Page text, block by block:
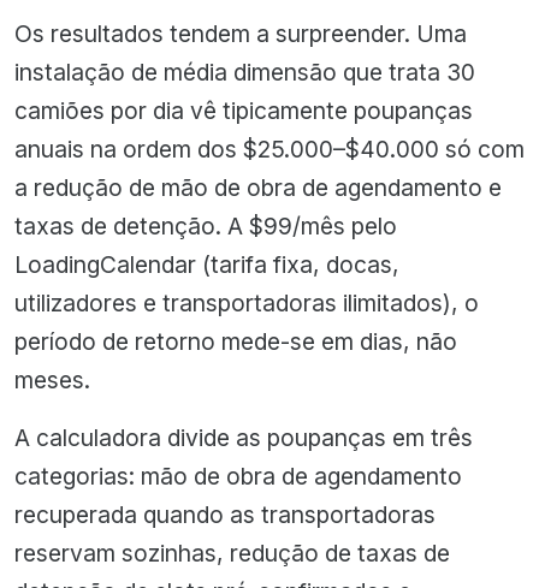
Os resultados tendem a surpreender. Uma
instalação de média dimensão que trata 30
camiões por dia vê tipicamente poupanças
anuais na ordem dos $25.000–$40.000 só com
a redução de mão de obra de agendamento e
taxas de detenção. A $99/mês pelo
LoadingCalendar (tarifa fixa, docas,
utilizadores e transportadoras ilimitados), o
período de retorno mede-se em dias, não
meses.
A calculadora divide as poupanças em três
categorias: mão de obra de agendamento
recuperada quando as transportadoras
reservam sozinhas, redução de taxas de